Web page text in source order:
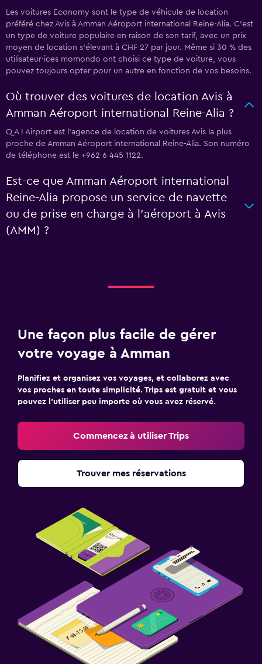
Les voitures Economy sont le type de véhicule de location
préféré chez Avis à Amman Aéroport international Reine-Alia. C'est
un type de voiture populaire en raison de son tarif, avec un prix
moyen de location s'élevant à CHF 27 par jour. Même si 30 % des
utilisateur·ices momondo ont choisi ce type de voiture, vous
pouvez toujours opter pour un autre en fonction de vos besoins.
Où trouver des voitures de location Avis à
Amman Aéroport international Reine-Alia ?
Q A I Airport est l'agence de location de voitures Avis la plus
proche de Amman Aéroport international Reine-Alia. Son numéro
de téléphone est le +962 6 445 1122.
Est-ce que Amman Aéroport international
Reine-Alia propose un service de navette
ou de prise en charge à l’aéroport à Avis
(AMM) ?
Une façon plus facile de gérer
votre voyage à Amman
Planifiez et organisez vos voyages, et collaborez avec
vos proches en toute simplicité. Trips est gratuit et vous
pouvez l’utiliser peu importe où vous avez réservé.
Commencez à utiliser Trips
Trouver mes réservations